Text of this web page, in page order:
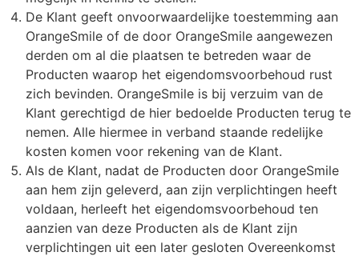
De Klant geeft onvoorwaardelijke toestemming aan
OrangeSmile of de door OrangeSmile aangewezen
derden om al die plaatsen te betreden waar de
Producten waarop het eigendomsvoorbehoud rust
zich bevinden. OrangeSmile is bij verzuim van de
Klant gerechtigd de hier bedoelde Producten terug te
nemen. Alle hiermee in verband staande redelijke
kosten komen voor rekening van de Klant.
Als de Klant, nadat de Producten door OrangeSmile
aan hem zijn geleverd, aan zijn verplichtingen heeft
voldaan, herleeft het eigendomsvoorbehoud ten
aanzien van deze Producten als de Klant zijn
verplichtingen uit een later gesloten Overeenkomst